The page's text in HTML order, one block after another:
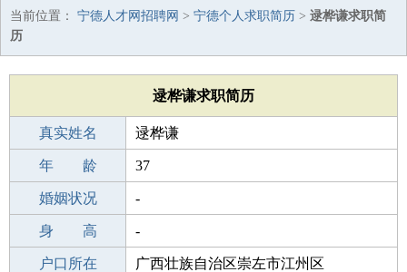
当前位置： 宁德人才网招聘网 > 宁德个人求职简历 > 逯桦谦求职简
历
逯桦谦求职简历
真实姓名 逯桦谦
性 别 男
年 龄 37
出生年月 1989-09-22
婚姻状况 -
学 历 初中
身 高 -
毕业学校 元氏县第二中学
户口所在 广西壮族自治区崇左市江州区